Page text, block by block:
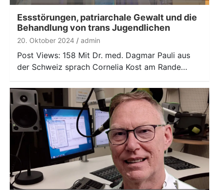
Player
Essstörungen, patriarchale Gewalt und die
Behandlung von trans Jugendlichen
20. Oktober 2024 admin
Post Views: 158 Mit Dr. med. Dagmar Pauli aus
der Schweiz sprach Cornelia Kost am Rande…